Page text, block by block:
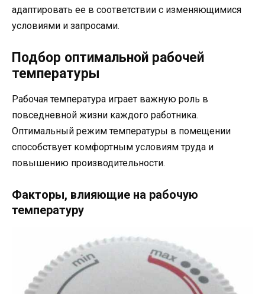
адаптировать ее в соответствии с изменяющимися
условиями и запросами.
Подбор оптимальной рабочей
температуры
Рабочая температура играет важную роль в
повседневной жизни каждого работника.
Оптимальный режим температуры в помещении
способствует комфортным условиям труда и
повышению производительности.
Факторы, влияющие на рабочую
температуру